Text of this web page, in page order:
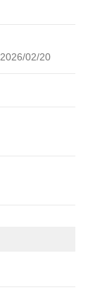
2026/02/20